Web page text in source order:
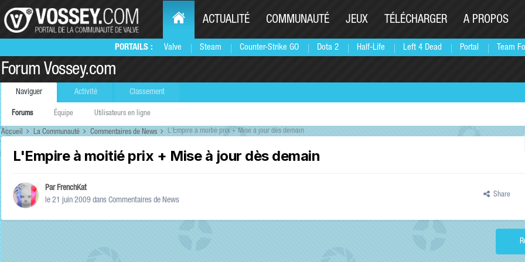
PORTAILS : Valve Steam Counter-Strike GO Dota 2 Half-Life Left 4 Dead Portal Team
ACTUALITÉ COMMUNAUTÉ JEUX TÉLÉCHARGER A PROPOS
Forum Vossey.com
Naviguer
Forums Équipe Utilisateurs en ligne
Activité Classement
Accueil La Communauté Commentaires de News L'Empire à moitié prix + Mise à jour dès demain
L'Empire à moitié prix + Mise à jour dès demain
ParFrenchKat
le 21 juin 2009 dans Commentaires de News
Share